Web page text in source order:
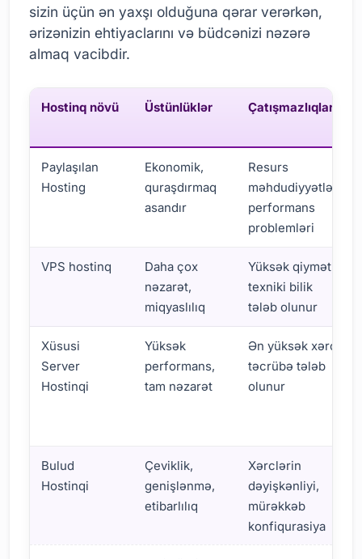
sizin üçün ən yaxşı olduğuna qərar verərkən,
ərizənizin ehtiyaclarını və büdcənizi nəzərə
almaq vacibdir.
Hostinq növü Üstünlüklər Çatışmazlıqları
Paylaşılan
Hosting
Ekonomik,
quraşdırmaq
asandır
Resurs
məhdudiyyətləri,
performans
problemləri
VPS hostinq
Daha çox
nəzarət,
miqyaslılıq
Yüksək qiymət,
texniki bilik
tələb olunur
Xüsusi
Server
Hostinqi
Yüksək
performans,
tam nəzarət
Ən yüksək xərc,
təcrübə tələb
olunur
Bulud
Hostinqi
Çeviklik,
genişlənmə,
etibarlılıq
Xərclərin
dəyişkənliyi,
mürəkkəb
konfiqurasiya